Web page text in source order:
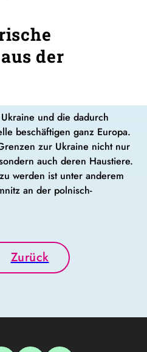
der
und die dadurch
beschäftigen ganz Europa.
zur Ukraine nicht nur
auch deren Haustiere.
werden ist unter anderem
an der polnisch-
Zurück